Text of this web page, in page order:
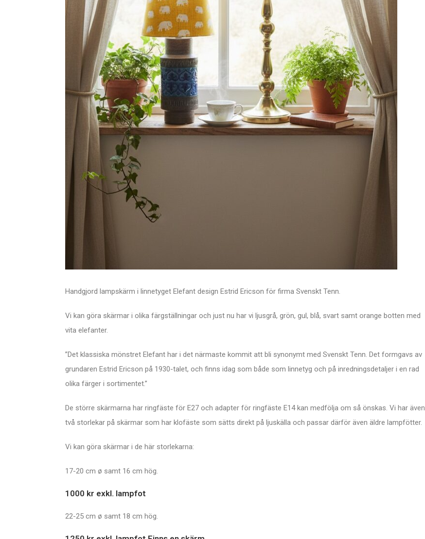
Handgjord lampskärm i linnetyget Elefant design Estrid Ericson för firma Svenskt Tenn.
Vi kan göra skärmar i olika färgställningar och just nu har vi ljusgrå, grön, gul, blå, svart samt orange botten med
vita elefanter.
”Det klassiska mönstret Elefant har i det närmaste kommit att bli synonymt med Svenskt Tenn. Det formgavs av
grundaren Estrid Ericson på 1930-talet, och finns idag som både som linnetyg och på inredningsdetaljer i en rad
olika färger i sortimentet.”
De större skärmarna har ringfäste för E27 och adapter för ringfäste E14 kan medfölja om så önskas. Vi har även
två storlekar på skärmar som har klofäste som sätts direkt på ljuskälla och passar därför även äldre lampfötter.
Vi kan göra skärmar i de här storlekarna:
17-20 cm ø samt 16 cm hög.
1000 kr exkl. lampfot
22-25 cm ø samt 18 cm hög.